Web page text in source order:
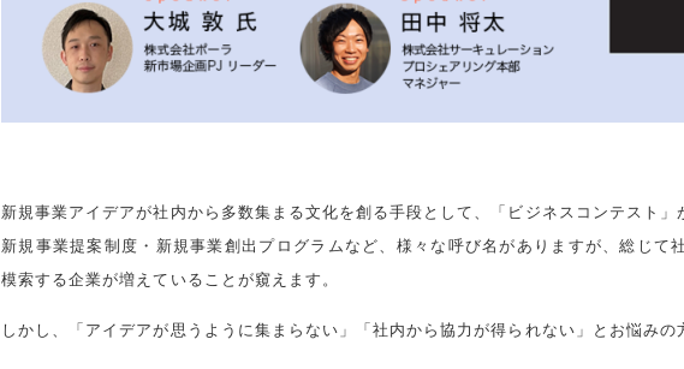
新規事業アイデアが社内から多数集まる文化を創る手段として、「ビジネスコンテスト」
新規事業提案制度・新規事業創出プログラムなど、様々な呼び名がありますが、総じて
模索する企業が増えていることが窺えます。
しかし、「アイデアが思うように集まらない」「社内から協力が得られない」とお悩みの